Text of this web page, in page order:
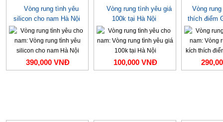
Vòng rung tình yêu
silicon cho nam Hà Nội
390,000 VNĐ
Vòng rung tình yêu giá
100k tại Hà Nội
100,000 VNĐ
Vòng
thích điểm